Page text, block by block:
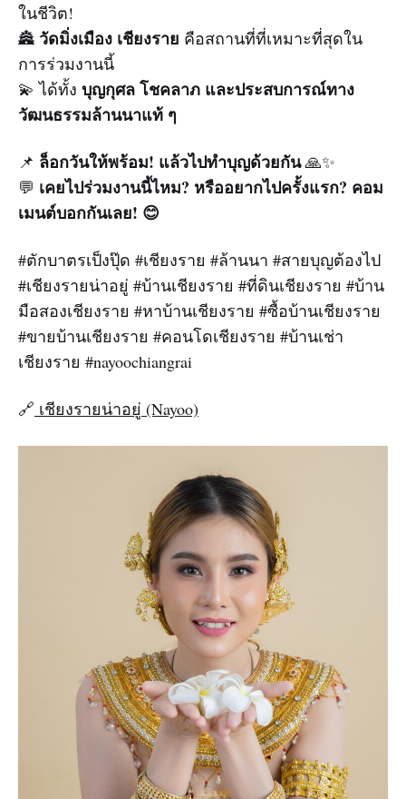
ในชีวิต!
🏯 วัดมิ่งเมือง เชียงราย คือสถานที่ที่เหมาะที่สุดใน
การร่วมงานนี้
💫 ได้ทั้ง บุญกุศล โชคลาภ และประสบการณ์ทาง
วัฒนธรรมล้านนาแท้ ๆ
📌 ล็อกวันให้พร้อม! แล้วไปทำบุญด้วยกัน🙏✨
💬 เคยไปร่วมงานนี้ไหม? หรืออยากไปครั้งแรก? คอม
เมนต์บอกกันเลย! 😊
#ตักบาตรเป็งปุ๊ด #เชียงราย #ล้านนา #สายบุญต้องไป
#เชียงรายน่าอยู่ #บ้านเชียงราย #ที่ดินเชียงราย #บ้าน
มือสองเชียงราย #หาบ้านเชียงราย #ซื้อบ้านเชียงราย
#ขายบ้านเชียงราย #คอนโดเชียงราย #บ้านเช่า
เชียงราย #nayoochiangrai
🔗 เชียงรายน่าอยู่ (Nayoo)